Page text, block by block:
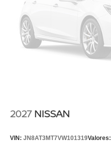
2027 NISSAN
VIN: JN8AT3MT7VW101319Valores: